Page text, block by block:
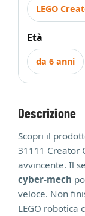
LEGO
Età
da 6 anni
Descrizione
Scopri il
31111 Creator
avvincente. Il
cyber-mech
veloce. Non
LEGO robotica